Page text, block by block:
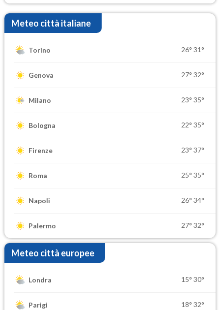
Meteo città italiane
Torino 26° 31°
Genova 27° 32°
Milano 23° 35°
Bologna 22° 35°
Firenze 23° 37°
Roma 25° 35°
Napoli 26° 34°
Palermo 27° 32°
Meteo città europee
Londra 15° 30°
Parigi 18° 32°